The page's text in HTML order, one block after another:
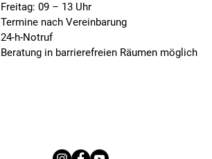
Freitag: 09 – 13 Uhr
Termine nach Vereinbarung
24-h-Notruf
Beratung in barrierefreien Räumen möglich